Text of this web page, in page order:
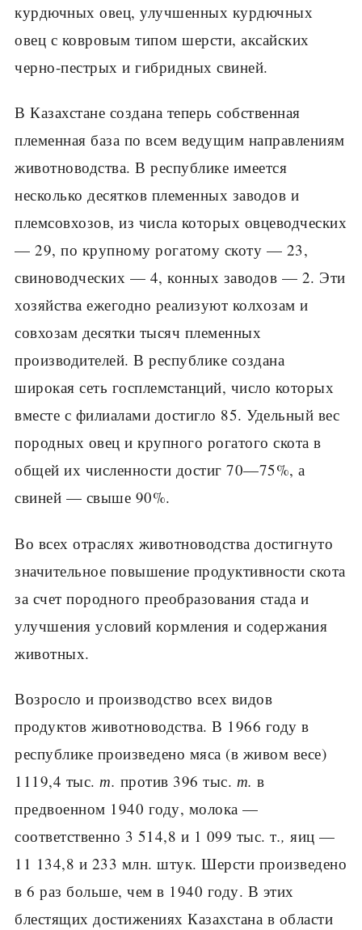
курдючных овец, улучшен­ных курдючных
овец с ковровым типом шерсти, аксайских
черно-пест­рых и гибридных свиней.
В Казахстане создана теперь собственная
племенная база по всем ведущим направлениям
животноводства. В республике имеется
несколь­ко десятков племенных заводов и
племсовхозов, из числа которых овце­водческих
— 29, по крупному рогатому скоту — 23,
свиноводческих — 4, конных заводов — 2. Эти
хозяйства ежегодно реализуют колхозам и
совхозам десятки тысяч племенных
производителей. В республике соз­дана
широкая сеть госплемстанций, число которых
вместе с филиалами достигло 85. Удельный вес
породных овец и крупного рогатого скота в
общей их численности достиг 70—75%, а
свиней — свыше 90%.
Во всех отраслях животноводства достигнуто
значительное повы­шение продуктивности скота
за счет породного преобразования стада и
улучшения условий кормления и содержания
животных.
Возросло и производство всех видов
продуктов животноводства. В 1966 году в
республике произведено мяса (в живом весе)
1119,4 тыс. т. против 396 тыс. т. в
предвоенном 1940 году, молока —
соответственно 3 514,8 и 1 099 тыс. т., яиц —
11 134,8 и 233 млн. штук. Шерсти произве­дено
в 6 раз больше, чем в 1940 году. В этих
блестящих достижениях Казахстана в области